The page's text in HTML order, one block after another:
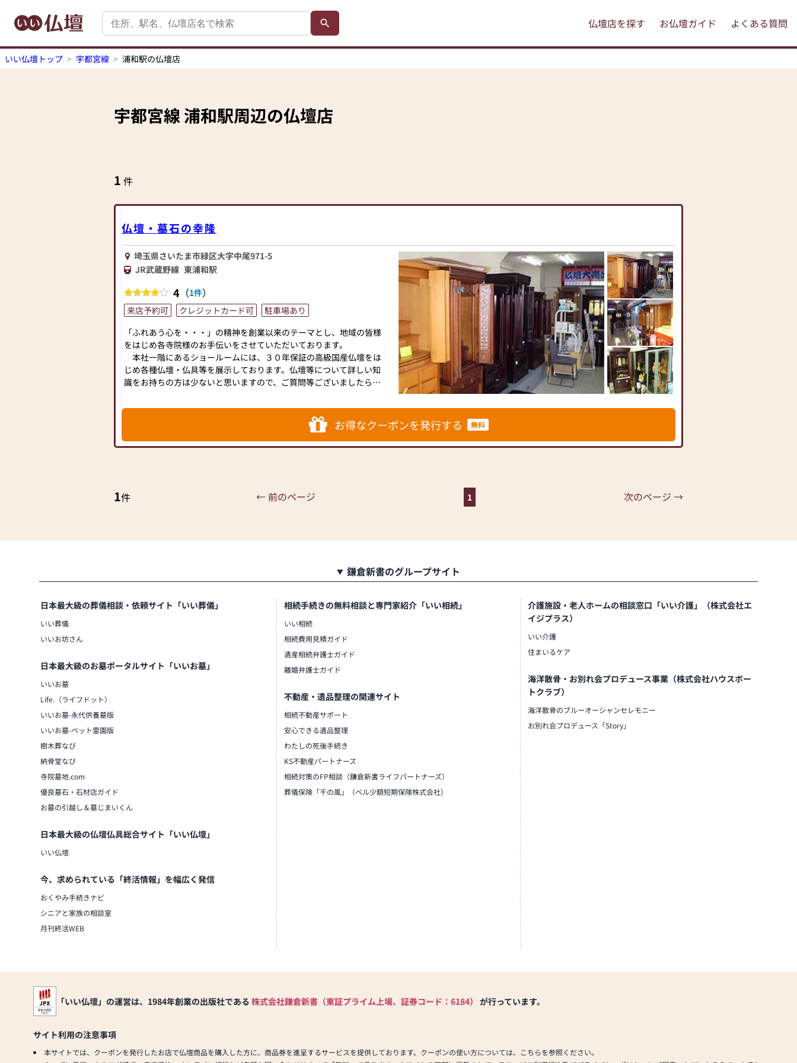
仏壇店を探す お仏壇ガイド よくある質問
いい仏壇トップ 宇都宮線 浦和駅の仏壇店
宇都宮線浦和駅周辺の仏壇店
1 件
仏壇・墓石の幸隆
埼玉県さいたま市緑区大字中尾971-5
JR武蔵野線 東浦和駅
4 （1件）
来店予約可 クレジットカード可
駐車場あり
「ふれあう心を・・・」の精神を創業以来のテーマとし、地域の皆様
をはじめ各寺院様のお手伝いをさせていただいております。
本社一階にあるショールームには、３０年保証の高級国産仏壇をは
じめ各種仏壇・仏具等を展示しております。仏壇等について詳しい知
識をお持ちの方は少ないと思いますので、ご質問等ございましたらお
もございますので、いろいろな種類の木を加工する前の状態でご覧い
ただけます。仏壇を選ぶ際に大変参考になると思います。
仏壇は代々受け継がれていくものですから納得して選ぶことが重要で
すが、当然ご予算もあると思います。弊社は徹底したコスト削減を図
【取り扱い品目】唐木仏壇、家具調仏壇、仏具、仏像、位牌、お線
霊園のご紹介、新規墓石工事及び墓石のリフォーム等も承っておりま
お得なクーポンを発行する 無料
1件 ← 前のページ 1 次のページ →
鎌倉新書のグループサイト
日本最大級の葬儀相談・依頼サイト「いい葬儀」
いい葬儀
いいお坊さん
日本最大級のお墓ポータルサイト「いいお墓」
いいお墓
Life.（ライフドット）
いいお墓-永代供養墓版
いいお墓-ペット霊園版
樹木葬なび
納骨堂なび
寺院墓地.com
優良墓石・石材店ガイド
お墓の引越し＆墓じまいくん
日本最大級の仏壇仏具総合サイト「いい仏壇」
いい仏壇
今、求められている「終活情報」を幅広く発信
おくやみ手続きナビ
シニアと家族の相談室
月刊終活WEB
相続手続きの無料相談と専門家紹介「いい相続」
いい相続
相続費用見積ガイド
遺産相続弁護士ガイド
離婚弁護士ガイド
不動産・遺品整理の関連サイト
相続不動産サポート
安心できる遺品整理
わたしの死後手続き
KS不動産パートナーズ
相続対策のFP相談（鎌倉新書ライフパートナーズ）
葬儀保険「千の風」（ベル少額短期保険株式会社）
介護施設・老人ホームの相談窓口「いい介護」（株式会社エ
イジプラス）
いい介護
住まいるケア
海洋散骨・お別れ会プロデュース事業（株式会社ハウスボー
トクラブ）
海洋散骨のブルーオーシャンセレモニー
お別れ会プロデュース「Story」
「いい仏壇」の運営は、1984年創業の出版社である 株式会社鎌倉新書（東証プライム上場、証券コード：6184） が行っています。
サイト利用の注意事項
本サイトでは、クーポンを発行したお店で仏壇商品を購入した方に、商品券を進呈するサービスを提供しております。クーポンの使い方については、こちらを参照ください。